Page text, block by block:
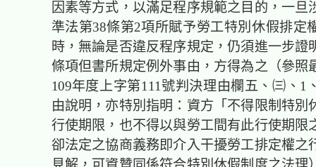
因素等方式，以滿足程序規範之目的，一旦
準法第38條第2項所賦予勞工特別休假排定
時，無論是否違反程序規定，仍須進一步證
條項但書所規定例外事由，方得為之（參照
109年度上字第111號判決理由欄五、㈢、
由說明，亦特別指明：資方「不得限制特別
行使期限，也不得以與勞工間有此行使期限
卻法定之協商義務即介入干擾勞工排定權之